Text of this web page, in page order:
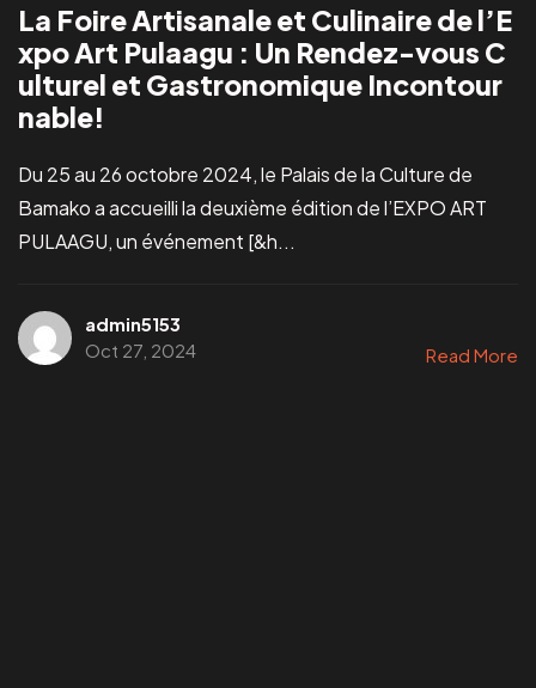
La Foire Artisanale et Culinaire de l’E
xpo Art Pulaagu : Un Rendez-vous C
ulturel et Gastronomique Incontour
nable!
Du 25 au 26 octobre 2024, le Palais de la Culture de
Bamako a accueilli la deuxième édition de l’EXPO ART
PULAAGU, un événement [&h...
admin5153
Oct 27, 2024
Read More